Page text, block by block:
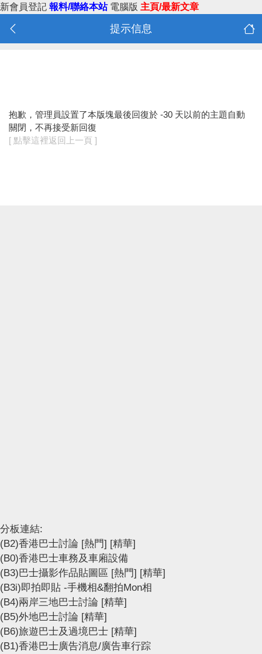
新會員登記 報料/聯絡本站 電腦版 主頁/最新文章
提示信息
抱歉，管理員設置了本版塊最後回復於 -30 天以前的主題自動
關閉，不再接受新回復
[ 點擊這裡返回上一頁 ]
分板連結:
(B2)香港巴士討論 [熱門] [精華]
(B0)香港巴士車務及車廂設備
(B3)巴士攝影作品貼圖區 [熱門] [精華]
(B3i)即拍即貼 -手機相&翻拍Mon相
(B4)兩岸三地巴士討論 [精華]
(B5)外地巴士討論 [精華]
(B6)旅遊巴士及過境巴士 [精華]
(B1)香港巴士廣告消息/廣告車行踪